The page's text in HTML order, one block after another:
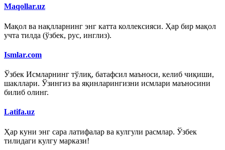
Maqollar.uz
Мақол ва нақлларнинг энг катта коллексияси. Ҳар бир мақол
учта тилда (ўзбек, рус, инглиз).
Ismlar.com
Ўзбек Исмларнинг тўлиқ, батафсил маъноси, келиб чиқиши,
шакллари. Ўзингиз ва яқинларингизни исмлари маъносини
билиб олинг.
Latifa.uz
Ҳар куни энг сара латифалар ва кулгули расмлар. Ўзбек
тилидаги кулгу маркази!